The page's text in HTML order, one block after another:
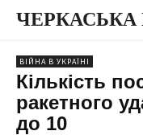
ЧЕРКАСЬКА
ВІЙНА В УКРАЇНІ
Кількість
ракетного
до 10